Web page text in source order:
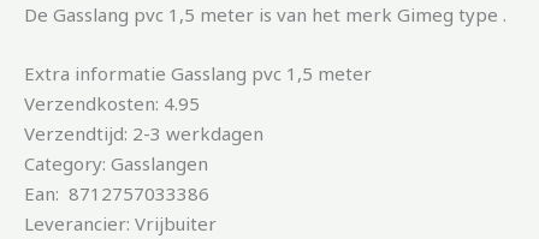
De Gasslang pvc 1,5 meter is van het merk Gimeg type .
Extra informatie Gasslang pvc 1,5 meter
Verzendkosten: 4.95
Verzendtijd: 2-3 werkdagen
Category: Gasslangen
Ean: 8712757033386
Leverancier: Vrijbuiter